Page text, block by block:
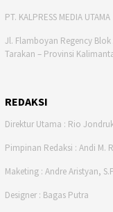
PT. KALPRESS MEDIA UTAMA
Jl. Flamboyan Regency
Tarakan – Provinsi
REDAKSI
Direktur Utama : Rio
Pimpinan Redaksi : Andi M.
Maketing : Andre Aristyan,
Designer : Bagas Putra